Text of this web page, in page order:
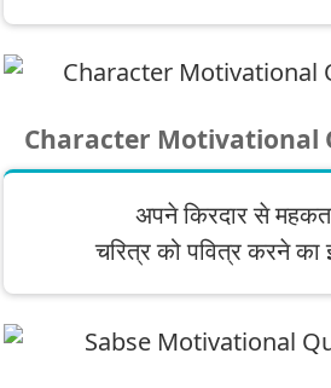
Character Motivational
अपने किरदार से
चरित्र को पवित्र करने का